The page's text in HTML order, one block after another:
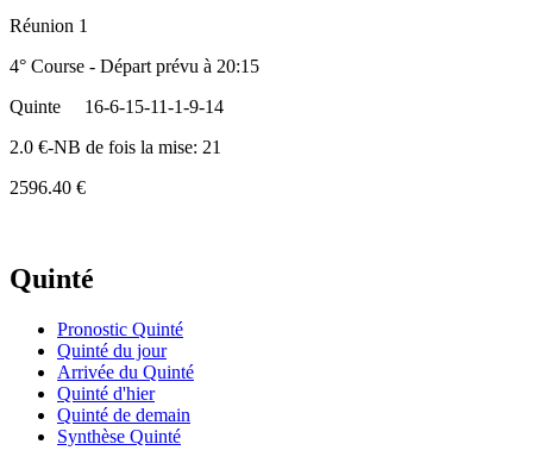
Réunion 1
4° Course - Départ prévu à 20:15
Quinte
16-6-15-11-1-9-14
2.0 €-NB de fois la mise: 21
2596.40 €
Quinté
Pronostic Quinté
Quinté du jour
Arrivée du Quinté
Quinté d'hier
Quinté de demain
Synthèse Quinté